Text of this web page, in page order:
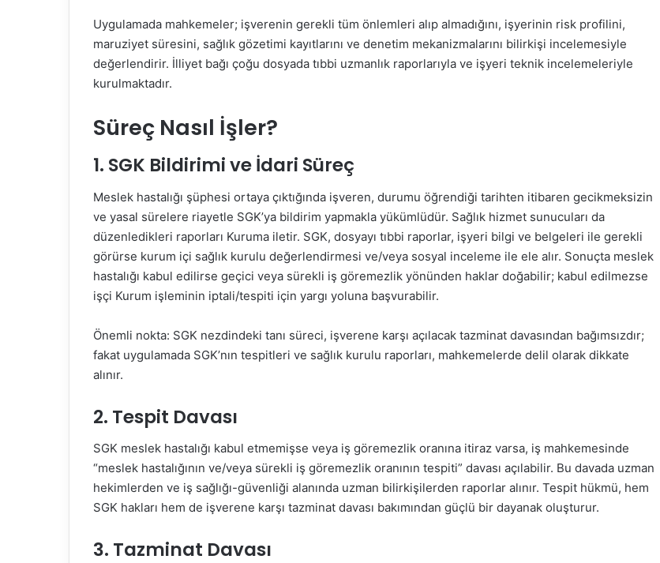
Uygulamada mahkemeler; işverenin gerekli tüm önlemleri alıp almadığını, işyerinin risk profilini,
maruziyet süresini, sağlık gözetimi kayıtlarını ve denetim mekanizmalarını bilirkişi incelemesiyle
değerlendirir. İlliyet bağı çoğu dosyada tıbbi uzmanlık raporlarıyla ve işyeri teknik incelemeleriyle
kurulmaktadır.
Süreç Nasıl İşler?
1. SGK Bildirimi ve İdari Süreç
Meslek hastalığı şüphesi ortaya çıktığında işveren, durumu öğrendiği tarihten itibaren gecikmeksizin
ve yasal sürelere riayetle SGK’ya bildirim yapmakla yükümlüdür. Sağlık hizmet sunucuları da
düzenledikleri raporları Kuruma iletir. SGK, dosyayı tıbbi raporlar, işyeri bilgi ve belgeleri ile gerekli
görürse kurum içi sağlık kurulu değerlendirmesi ve/veya sosyal inceleme ile ele alır. Sonuçta meslek
hastalığı kabul edilirse geçici veya sürekli iş göremezlik yönünden haklar doğabilir; kabul edilmezse
işçi Kurum işleminin iptali/tespiti için yargı yoluna başvurabilir.
Önemli nokta: SGK nezdindeki tanı süreci, işverene karşı açılacak tazminat davasından bağımsızdır;
fakat uygulamada SGK’nın tespitleri ve sağlık kurulu raporları, mahkemelerde delil olarak dikkate
alınır.
2. Tespit Davası
SGK meslek hastalığı kabul etmemişse veya iş göremezlik oranına itiraz varsa, iş mahkemesinde
“meslek hastalığının ve/veya sürekli iş göremezlik oranının tespiti” davası açılabilir. Bu davada uzman
hekimlerden ve iş sağlığı-güvenliği alanında uzman bilirkişilerden raporlar alınır. Tespit hükmü, hem
SGK hakları hem de işverene karşı tazminat davası bakımından güçlü bir dayanak oluşturur.
3. Tazminat Davası